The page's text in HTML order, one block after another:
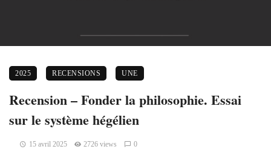
2025 RECENSIONS UNE
Recension – Fonder la philosophie. Essai
sur le système hégélien
15 avril 2025 2726 views 0